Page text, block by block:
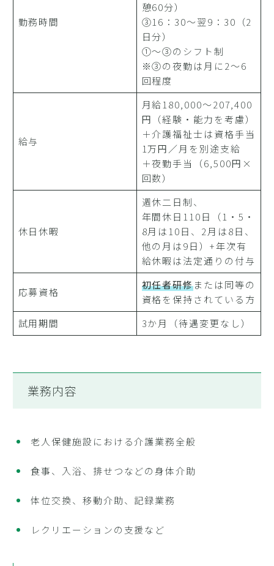
勤務時間
憩60分）
③16：30～翌9：30（2
日分）
①～③のシフト制
※③の夜勤は月に2～6
回程度
給与
月給180,000～207,400
円（経験・能力を考慮）
＋介護福祉士は資格手当
1万円／月を別途支給
＋夜勤手当（6,500円×
回数）
休日休暇
週休二日制、
年間休日110日（1・5・
8月は10日、2月は8日、
他の月は9日）+年次有
給休暇は法定通りの付与
応募資格
初任者研修または同等の
資格を保持されている方
試用期間
3か月（待遇変更なし）
業務内容
老人保健施設における介護業務全般
食事、入浴、排せつなどの身体介助
体位交換、移動介助、記録業務
レクリエーションの支援など